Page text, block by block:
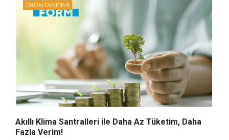
ÜRÜN TANITIMI
Akıllı Klima Santralleri ile Daha Az Tüketim, Daha
Fazla Verim!